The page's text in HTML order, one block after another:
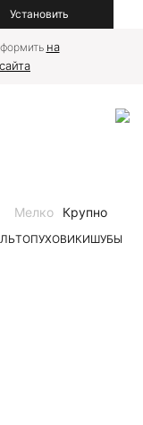
Установить
на
ПУХОВИКИШУБЫ |
Мелко Крупно